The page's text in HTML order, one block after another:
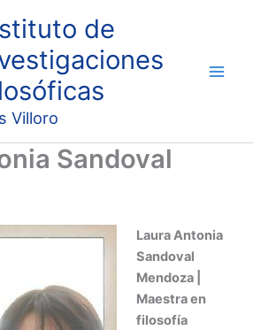
de
Villoro
Sandoval
Laura Antonia
Sandoval
Mendoza |
Maestra en
filosofía